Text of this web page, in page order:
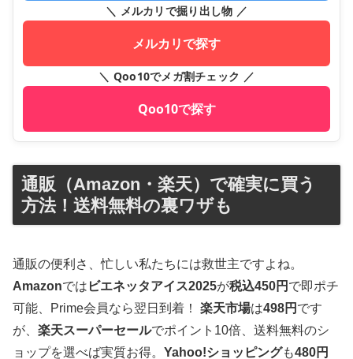
＼ メルカリで掘り出し物 ／
メルカリで探す
＼ Qoo10でメガ割チェック ／
Qoo10で探す
通販（Amazon・楽天）で確実に買う
方法！送料無料の裏ワザも
通販の便利さ、忙しい私たちには救世主ですよね。
Amazonでは ビエネッタアイス2025が税込450円 で即ポチ
可能、Prime会員なら翌日到着！ 楽天市場は498円 です
が、 楽天スーパーセールでポイント10倍、送料無料のシ
ョップを選べば実質お得。 Yahoo!ショッピングも480円